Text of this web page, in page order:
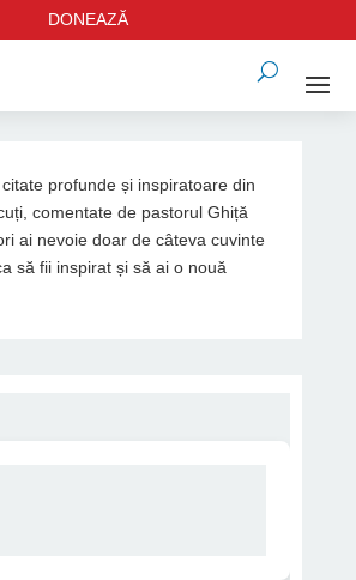
DONEAZĂ
profunde și inspiratoare din
comentate de pastorul Ghiță
ai nevoie doar de câteva cuvinte
să fii inspirat și să ai o nouă